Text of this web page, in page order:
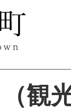
観